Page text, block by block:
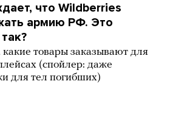
что Wildberries
армию РФ. Это
товары заказывают для
(спойлер: даже
для тел погибших)